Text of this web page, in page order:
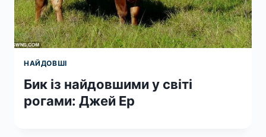
НАЙДОВШІ
Бик із найдовшими у світі
рогами: Джей Ер